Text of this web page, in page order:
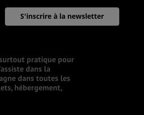
S'inscrire à la newsletter
pratique pour
dans la
dans toutes les
hébergement,